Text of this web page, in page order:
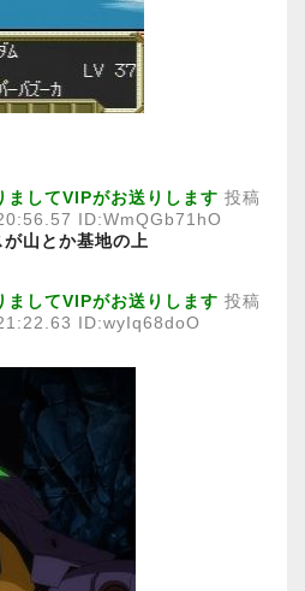
ましてVIPがお送りします 投稿
ID:WmQGb71hO
山とか基地の上
ましてVIPがお送りします 投稿
ID:wyIq68doO